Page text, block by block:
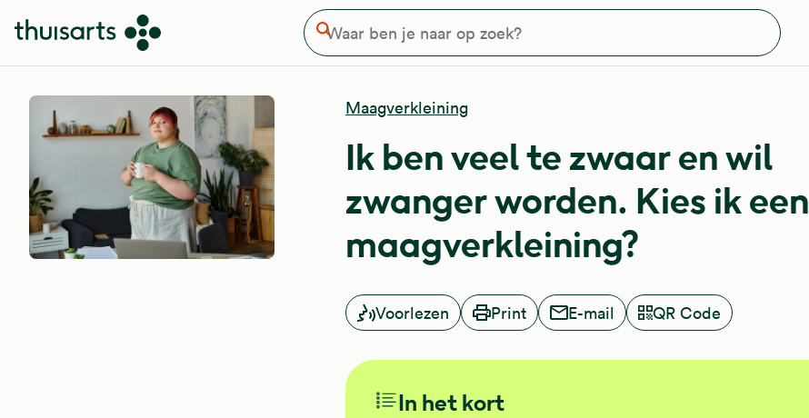
Overslaan en naar de inhoud gaan Waar ben je naar op zoek?
Zoeken
Maagverkleining
Ik ben veel te zwaar en wil
zwanger worden. Kies ik een
maagverkleining?
Voorlezen Print E-mail QR Code
In het kort